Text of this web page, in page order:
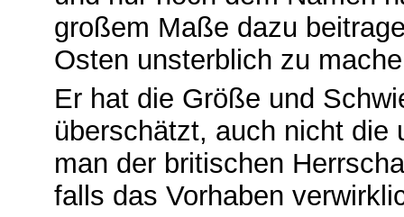
großem Maße dazu
Osten unsterblich zu
Er hat die Größe und
überschätzt, auch nicht die
man der britischen
falls das Vorhaben